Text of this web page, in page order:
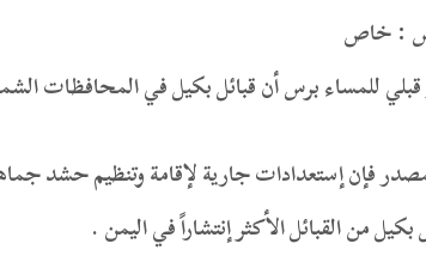
: خاص
للمساء برس أن قبائل بكيل في المحافظات
فإن إستعدادات جارية لإقامة وتنظيم حشد
بكيل من القبائل الأكثر إنتشاراً في اليمن .